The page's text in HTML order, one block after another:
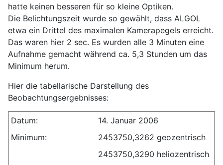
hatte keinen besseren für so kleine Optiken.
Die Belichtungszeit wurde so gewählt, dass ALGOL
etwa ein Drittel des maximalen Kamerapegels erreicht.
Das waren hier 2 sec. Es wurden alle 3 Minuten eine
Aufnahme gemacht während ca. 5,3 Stunden um das
Minimum herum.
Hier die tabellarische Darstellung des
Beobachtungsergebnisses:
Datum:
14. Januar 2006
Minimum:
2453750,3262 geozentrisch
2453750,3290 heliozentrisch